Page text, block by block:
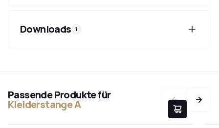
Downloads 1
Passende Produkte für
Kleiderstange A